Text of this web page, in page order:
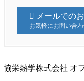
メールでの
お気軽にお問い合わ
協栄熱学株式会社 オ